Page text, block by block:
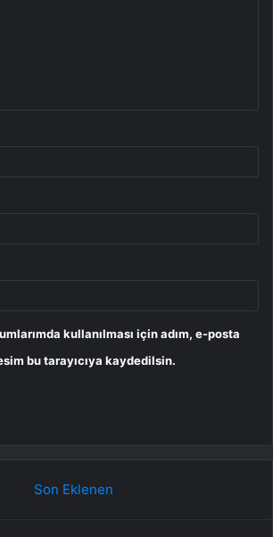
kullanılması için adım, e-posta
bu tarayıcıya kaydedilsin.
Son Eklenen